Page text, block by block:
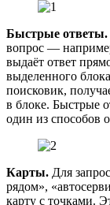
Быстрые ответы.
вопрос —
выдаёт ответ
выделенного
поисковик,
в блоке. Быстрые
один из способов
Карты. Для
рядом»,
карту с точками.